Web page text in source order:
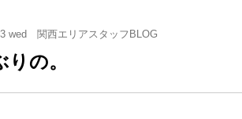
wed 関西エリアスタッフBLOG
りの。